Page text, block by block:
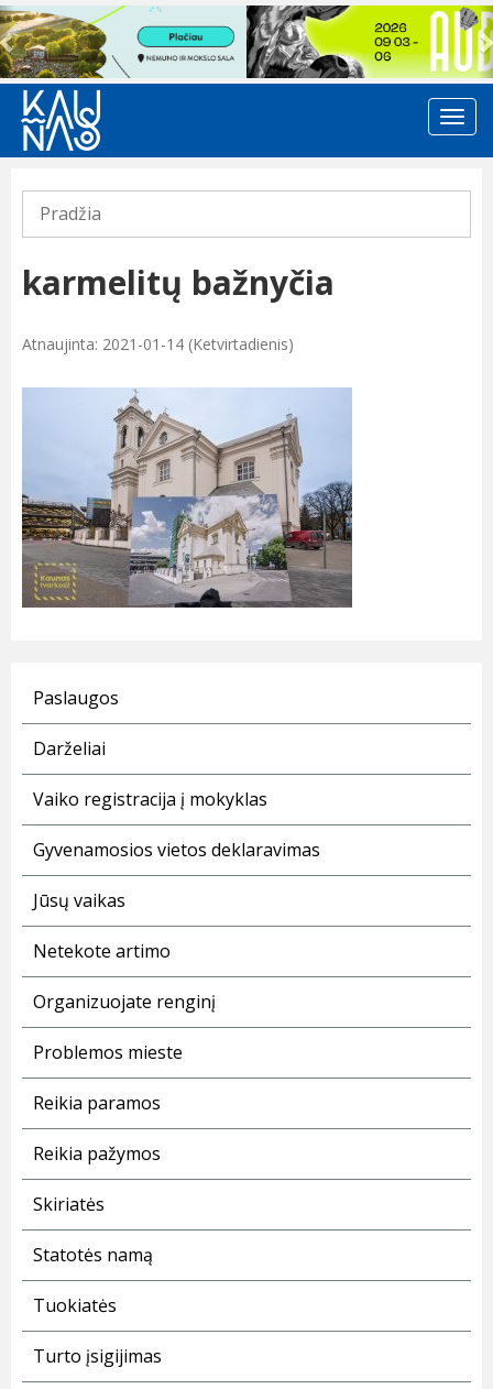
Previous
Pradžia
karmelitų bažnyčia
Atnaujinta: 2021-01-14 (Ketvirtadienis)
Paslaugos
Darželiai
Vaiko registracija į mokyklas
Gyvenamosios vietos deklaravimas
Jūsų vaikas
Netekote artimo
Organizuojate renginį
Problemos mieste
Reikia paramos
Reikia pažymos
Skiriatės
Statotės namą
Tuokiatės
Turto įsigijimas